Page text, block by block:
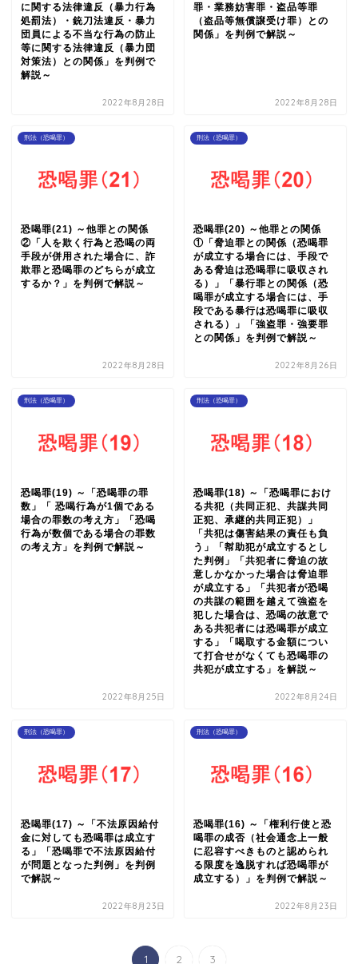
に関する法律違反（暴力行為
処罰法）・銃刀法違反・暴力
団員による不当な行為の防止
等に関する法律違反（暴力団
対策法）との関係」を判例で
解説～
2022年8月28日
罪・業務妨害罪・盗品等罪
（盗品等無償譲受け罪）との
関係」を判例で解説～
2022年8月28日
刑法（恐喝罪）
恐喝罪(21) ～他罪との関係
②「人を欺く行為と恐喝の両
手段が併用された場合に、詐
欺罪と恐喝罪のどちらが成立
するか？」を判例で解説～
2022年8月28日
刑法（恐喝罪）
恐喝罪(20) ～他罪との関係
①「脅迫罪との関係（恐喝罪
が成立する場合には、手段で
ある脅迫は恐喝罪に吸収され
る）」「暴行罪との関係（恐
喝罪が成立する場合には、手
段である暴行は恐喝罪に吸収
される）」「強盗罪・強要罪
との関係」を判例で解説～
2022年8月26日
刑法（恐喝罪）
恐喝罪(19) ～「恐喝罪の罪
数」「 恐喝行為が1個である
場合の罪数の考え方」「恐喝
行為が数個である場合の罪数
の考え方」を判例で解説～
2022年8月25日
刑法（恐喝罪）
恐喝罪(18) ～「恐喝罪におけ
る共犯（共同正犯、共謀共同
正犯、承継的共同正犯）」
「共犯は傷害結果の責任も負
う」「幇助犯が成立するとし
た判例」「共犯者に脅迫の故
意しかなかった場合は脅迫罪
が成立する」「共犯者が恐喝
の共謀の範囲を越えて強盗を
犯した場合は、恐喝の故意で
ある共犯者には恐喝罪が成立
する」「喝取する金額につい
て打合せがなくても恐喝罪の
共犯が成立する」を解説～
2022年8月24日
刑法（恐喝罪）
恐喝罪(17) ～「不法原因給付
金に対しても恐喝罪は成立す
る」「恐喝罪で不法原因給付
が問題となった判例」を判例
で解説～
2022年8月23日
刑法（恐喝罪）
恐喝罪(16) ～「権利行使と恐
喝罪の成否（社会通念上一般
に忍容すべきものと認められ
る限度を逸脱すれば恐喝罪が
成立する）」を判例で解説～
2022年8月23日
1 2 3